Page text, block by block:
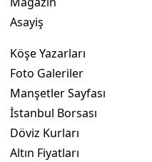
Asayiş
Köşe Yazarları
Foto Galeriler
Manşetler Sayfası
İstanbul Borsası
Döviz Kurları
Altın Fiyatları